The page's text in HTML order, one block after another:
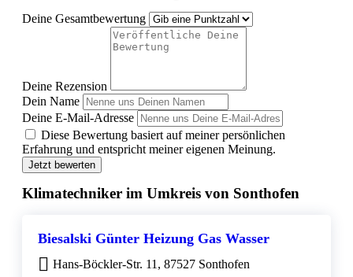
Deine Gesamtbewertung
Deine Rezension
Dein Name
Deine E-Mail-Adresse
Diese Bewertung basiert auf meiner persönlichen
Erfahrung und entspricht meiner eigenen Meinung.
Jetzt bewerten
Klimatechniker im Umkreis von Sonthofen
Biesalski Günter Heizung Gas Wasser
Hans-Böckler-Str. 11, 87527 Sonthofen